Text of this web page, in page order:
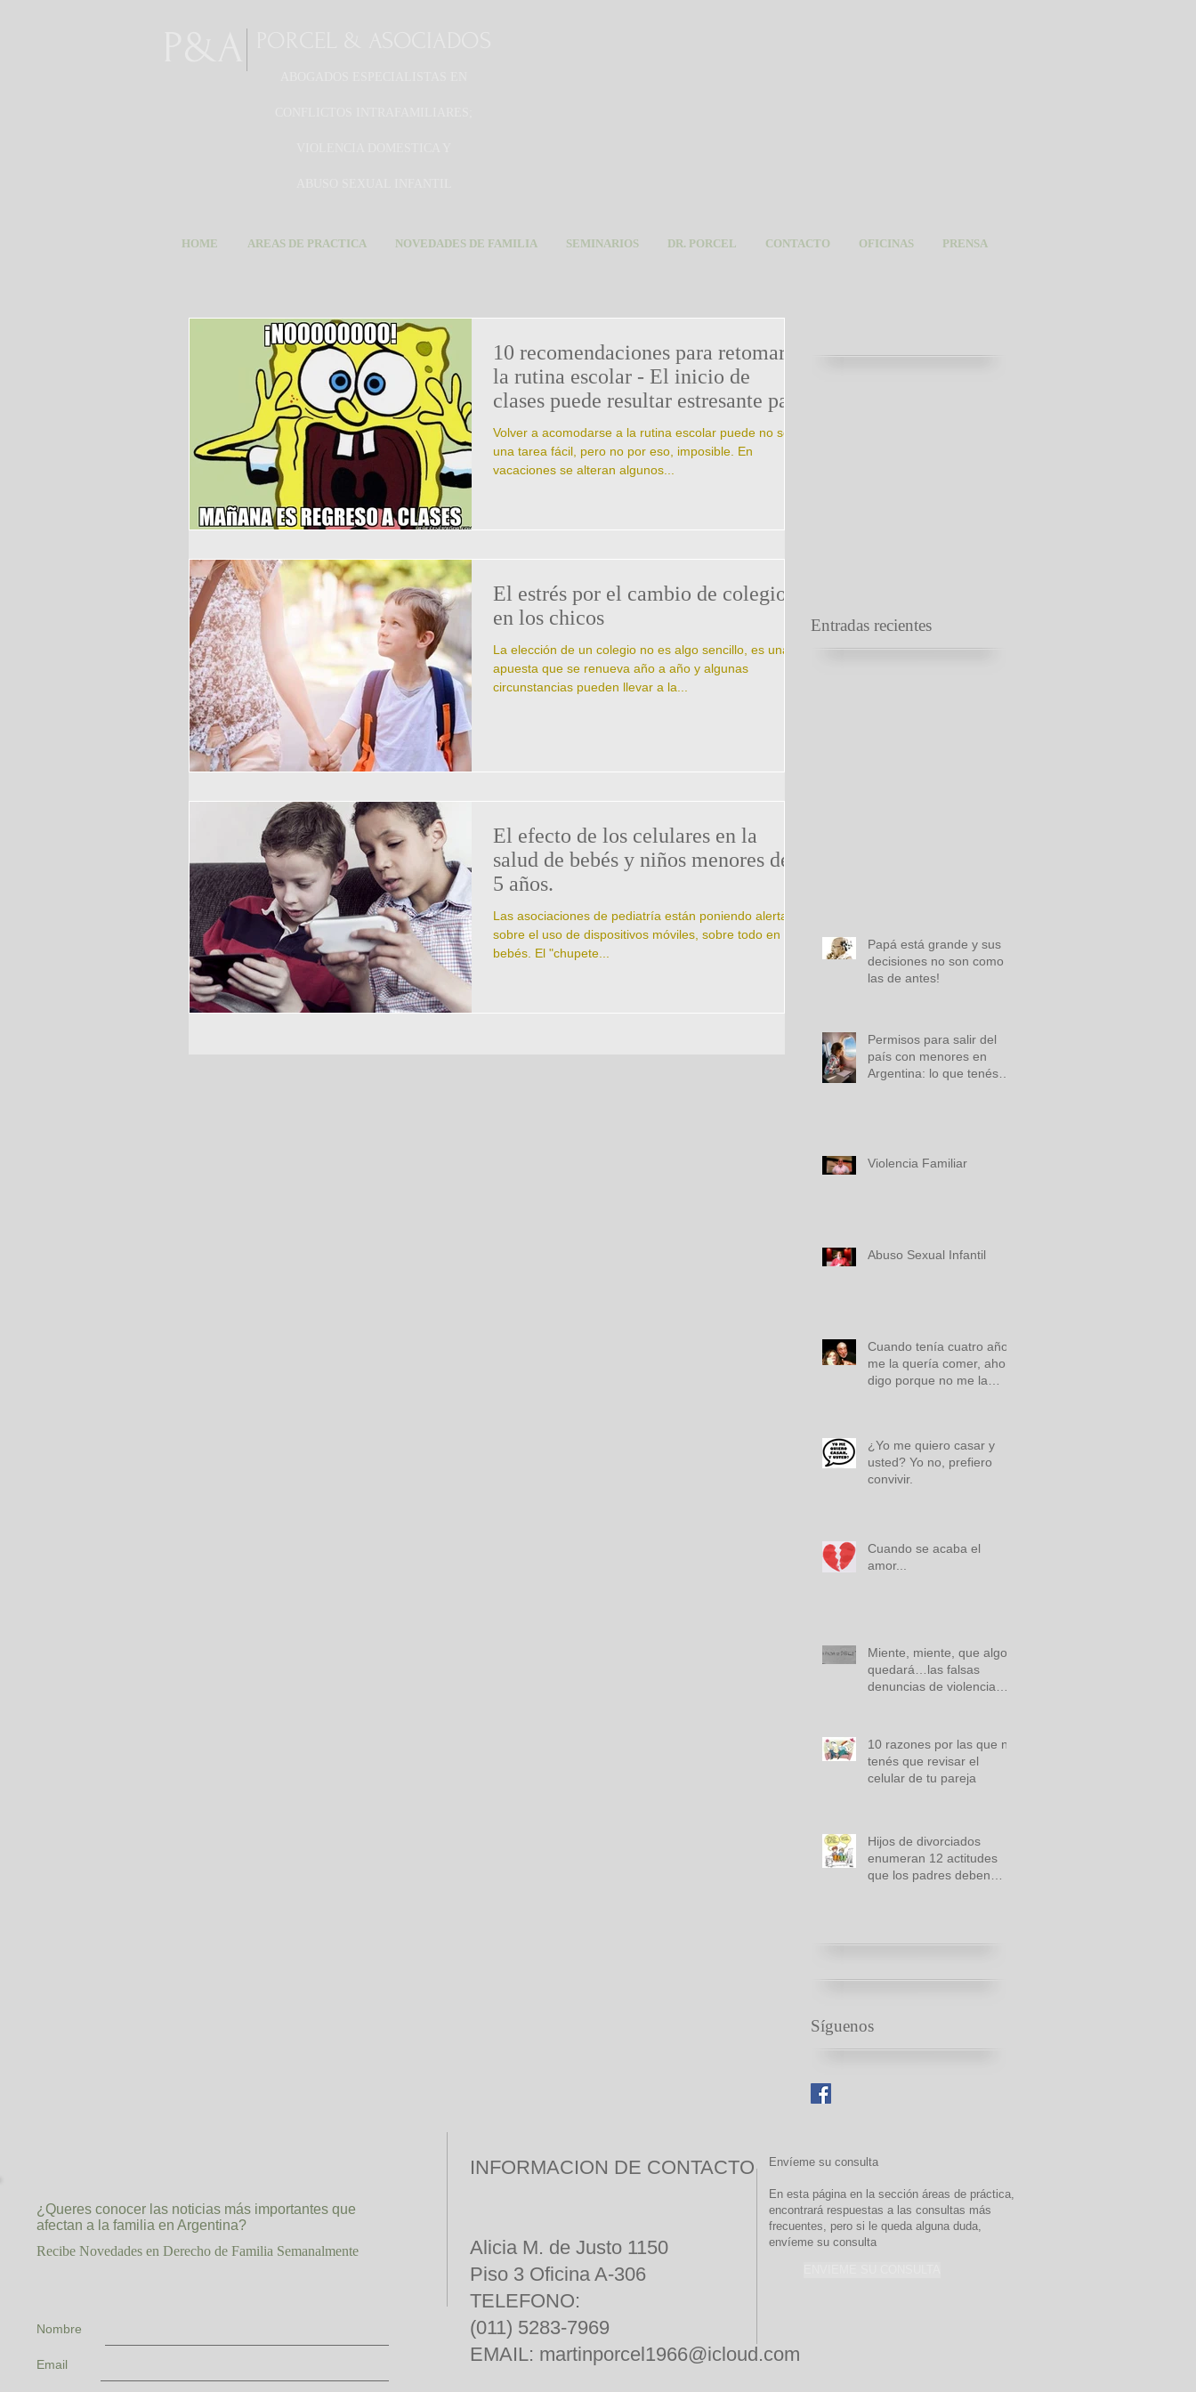
HOME AREAS DE PRACTICA NOVEDADES DE FAMILIA SEMINARIOS DR. PORCEL CONTACTO OFICINAS PRENSA
10 recomendaciones para retomar
la rutina escolar - El inicio de
clases puede resultar estresante pa
Volver a acomodarse a la rutina escolar puede no ser
una tarea fácil, pero no por eso, imposible. En
vacaciones se alteran algunos...
El estrés por el cambio de colegio
en los chicos
La elección de un colegio no es algo sencillo, es una
apuesta que se renueva año a año y algunas
circunstancias pueden llevar a la...
El efecto de los celulares en la
salud de bebés y niños menores de
5 años.
Las asociaciones de pediatría están poniendo alertas
sobre el uso de dispositivos móviles, sobre todo en los
bebés. El "chupete...
Entradas recientes
Papá está grande y sus
decisiones no son como
las de antes!
Permisos para salir del
país con menores en
Argentina: lo que tenés
Violencia Familiar
Abuso Sexual Infantil
Cuando tenía cuatro años
me la quería comer, ahora
digo porque no me la
¿Yo me quiero casar y
usted? Yo no, prefiero
convivir.
Cuando se acaba el
amor...
Miente, miente, que algo
quedará…las falsas
denuncias de violencia
10 razones por las que no
tenés que revisar el
celular de tu pareja
Hijos de divorciados
enumeran 12 actitudes
que los padres deben
Síguenos
¿Queres conocer las noticias más importantes que
afectan a la familia en Argentina?
Recibe Novedades en Derecho de Familia Semanalmente
Nombre
Email
INFORMACION DE CONTACTO
Alicia M. de Justo 1150
Piso 3 Oficina A-306
TELEFONO:
(011) 5283-7969
EMAIL: martinporcel1966@icloud.com
Envíeme su consulta
En esta página en la sección áreas de práctica,
encontrará respuestas a las consultas más
frecuentes, pero si le queda alguna duda,
envíeme su consulta